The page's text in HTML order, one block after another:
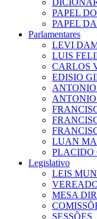
PAPEL
PAPEL
Parlamentares
LEVI
LUIS
CARLOS
EDISIO
LUAN
PLACIDO
Legislativo
LEIS
MESA
SESSÕES